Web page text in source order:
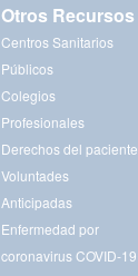
Otros Recursos
Centros Sanitarios
Públicos
Colegios
Profesionales
Derechos del paciente
Voluntades
Anticipadas
Enfermedad por
coronavirus COVID-19